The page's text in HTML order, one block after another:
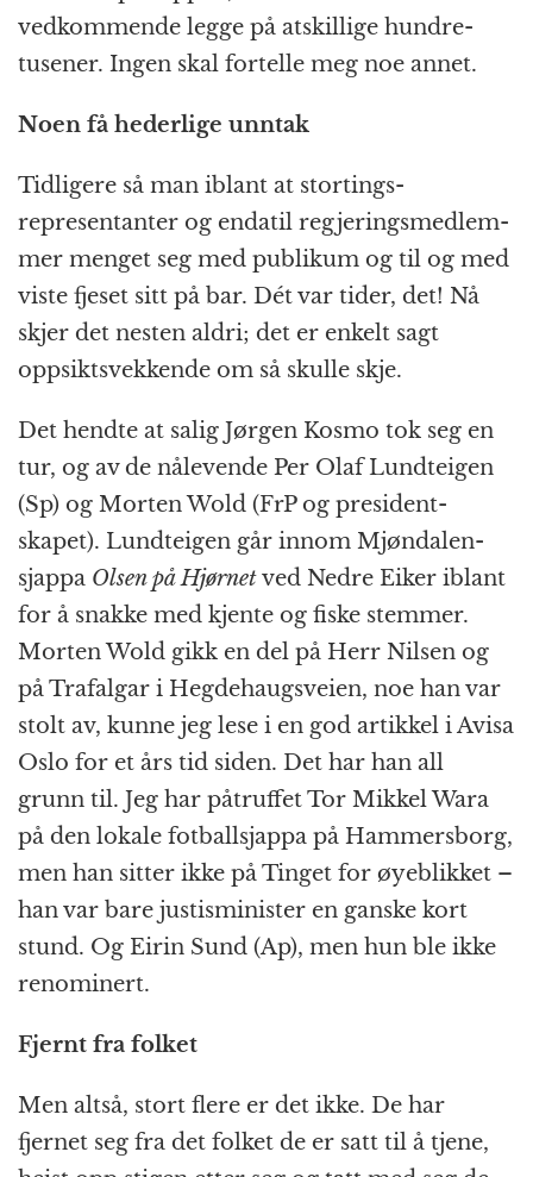
vedkommende legge på atskillige hundre­
tusener. Ingen skal fortelle meg noe annet.
Noen få hederlige unntak
Tidligere så man iblant at stortings­
representant­er og endatil regjerings­medlem­
mer menget seg med publikum og til og med
viste fjeset sitt på bar. Dét var tider, det! Nå
skjer det nesten aldri; det er enkelt sagt
oppsikts­vekkende om så skulle skje.
Det hendte at salig Jørgen Kosmo tok seg en
tur, og av de nålevende Per Olaf Lundteigen
(Sp) og Morten Wold (FrP og president­
skapet). Lundteigen går innom Mjøndalen-
sjappa Olsen på Hjørnetved Nedre Eiker iblant
for å snakke med kjente og fiske stemmer.
Morten Wold gikk en del på Herr Nilsen og
på Trafalgar i Hegde­haugs­veien, noe han var
stolt av, kunne jeg lese i en god artikkel i Avisa
Oslo for et års tid siden. Det har han all
grunn til. Jeg har påtruffet Tor Mikkel Wara
på den lokale fotball­sjappa på Hammers­borg,
men han sitter ikke på Tinget for øyeblikket –
han var bare justis­minister en ganske kort
stund. Og Eirin Sund (Ap), men hun ble ikke
renominert.
Fjernt fra folket
Men altså, stort flere er det ikke. De har
fjernet seg fra det folket de er satt til å tjene,